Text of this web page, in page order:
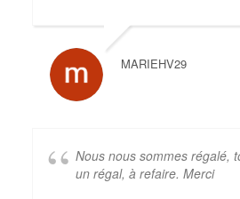
MARIEHV29
Nous nous sommes régalé,
un régal, à refaire. Merci